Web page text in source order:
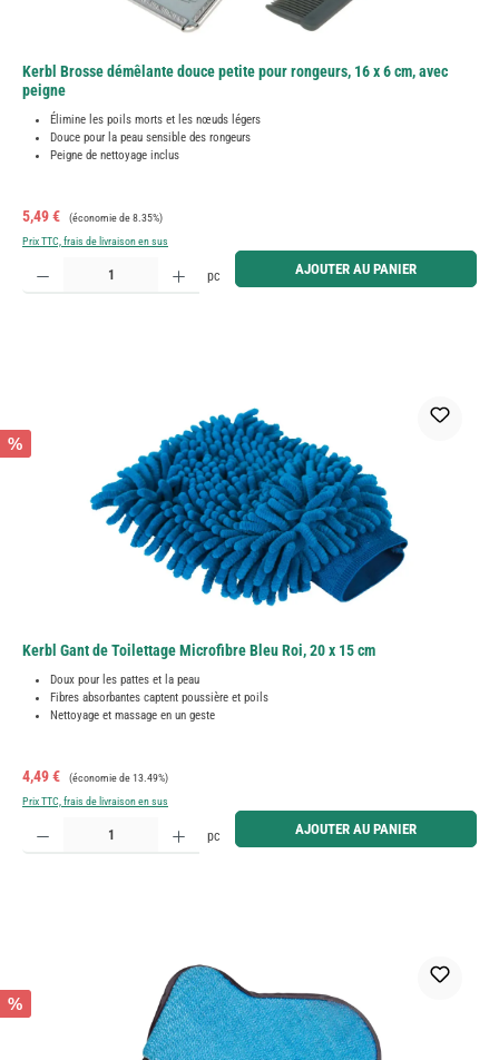
Kerbl Brosse démêlante douce petite pour rongeurs, 16 x 6 cm, avec
peigne
Élimine les poils morts et les nœuds légers
Douce pour la peau sensible des rongeurs
Peigne de nettoyage inclus
Prix de vente :
5,49 € Prix régulier :
(économie de 8.35%)
Prix TTC, frais de livraison en sus
Quantité de produit : Entrez la quantité souhaitée ou utilisez les boutons pour augmenter ou
pc AJOUTER AU PANIER
%
Kerbl Gant de Toilettage Microfibre Bleu Roi, 20 x 15 cm
Doux pour les pattes et la peau
Fibres absorbantes captent poussière et poils
Nettoyage et massage en un geste
Prix de vente :
4,49 € Prix régulier :
(économie de 13.49%)
Prix TTC, frais de livraison en sus
Quantité de produit : Entrez la quantité souhaitée ou utilisez les boutons pour augmenter ou
pc AJOUTER AU PANIER
%